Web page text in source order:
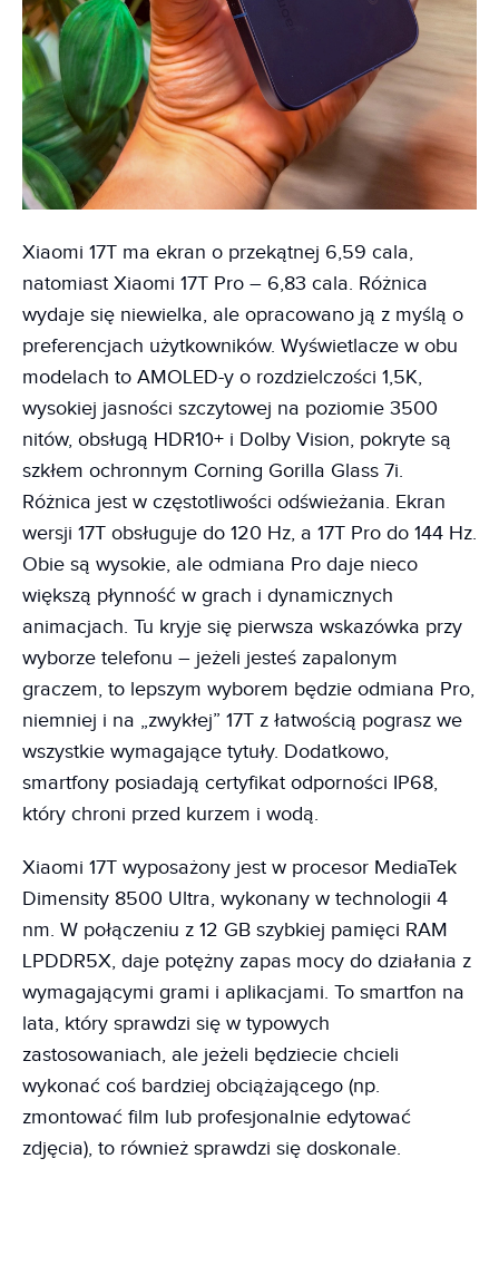
Xiaomi 17T ma ekran o przekątnej 6,59 cala,
natomiast Xiaomi 17T Pro – 6,83 cala. Różnica
wydaje się niewielka, ale opracowano ją z myślą o
preferencjach użytkowników. Wyświetlacze w obu
modelach to AMOLED-y o rozdzielczości 1,5K,
wysokiej jasności szczytowej na poziomie 3500
nitów, obsługą HDR10+ i Dolby Vision, pokryte są
szkłem ochronnym Corning Gorilla Glass 7i.
Różnica jest w częstotliwości odświeżania. Ekran
wersji 17T obsługuje do 120 Hz, a 17T Pro do 144 Hz.
Obie są wysokie, ale odmiana Pro daje nieco
większą płynność w grach i dynamicznych
animacjach. Tu kryje się pierwsza wskazówka przy
wyborze telefonu – jeżeli jesteś zapalonym
graczem, to lepszym wyborem będzie odmiana Pro,
niemniej i na „zwykłej” 17T z łatwością pograsz we
wszystkie wymagające tytuły. Dodatkowo,
smartfony posiadają certyfikat odporności IP68,
który chroni przed kurzem i wodą.
Xiaomi 17T wyposażony jest w procesor MediaTek
Dimensity 8500 Ultra, wykonany w technologii 4
nm. W połączeniu z 12 GB szybkiej pamięci RAM
LPDDR5X, daje potężny zapas mocy do działania z
wymagającymi grami i aplikacjami. To smartfon na
lata, który sprawdzi się w typowych
zastosowaniach, ale jeżeli będziecie chcieli
wykonać coś bardziej obciążającego (np.
zmontować film lub profesjonalnie edytować
zdjęcia), to również sprawdzi się doskonale.